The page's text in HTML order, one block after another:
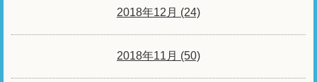
2018年12月 (24)
2018年11月 (50)